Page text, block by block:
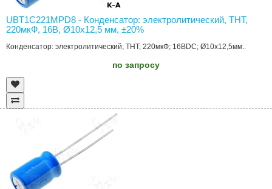
UBT1C221MPD8 - Конденсатор: электролитический, THT,
220мкФ, 16В, Ø10x12,5 мм, ±20%
Конденсатор: электролитический; THT; 220мкФ; 16ВDC; Ø10x12,5мм..
по запросу